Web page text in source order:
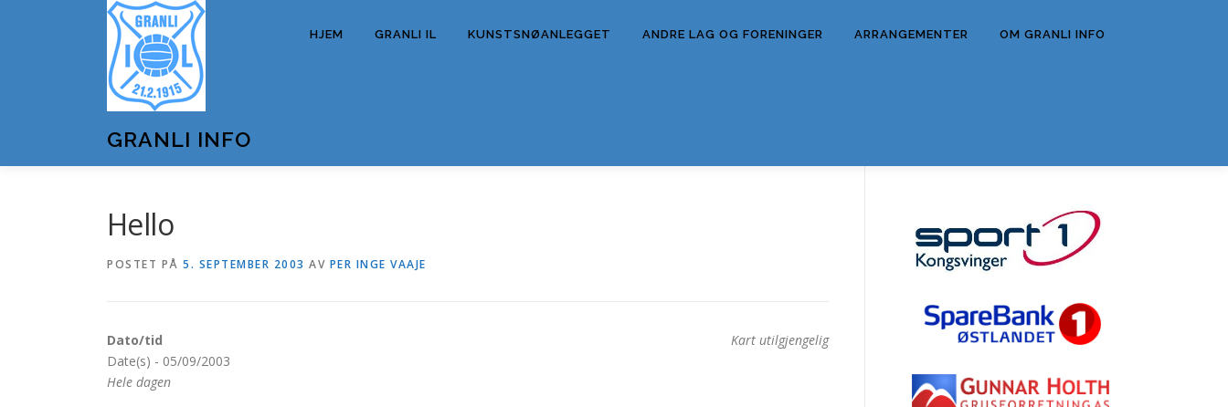
GRANLI INFO
HJEM GRANLI IL KUNSTSNØANLEGGET ANDRE LAG OG FORENINGER ARRANGEMENTER OM GRANLI INFO
Hello
POSTET PÅ 5. SEPTEMBER 2003 AV PER INGE VAAJE
Kart utilgjengelig
Dato/tid
Date(s) - 05/09/2003
Hele dagen